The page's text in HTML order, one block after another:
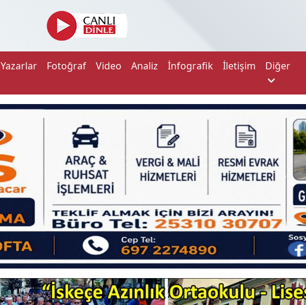
Yazarlar Fotoğraf Video Analiz İnfografik İletişim Diğer